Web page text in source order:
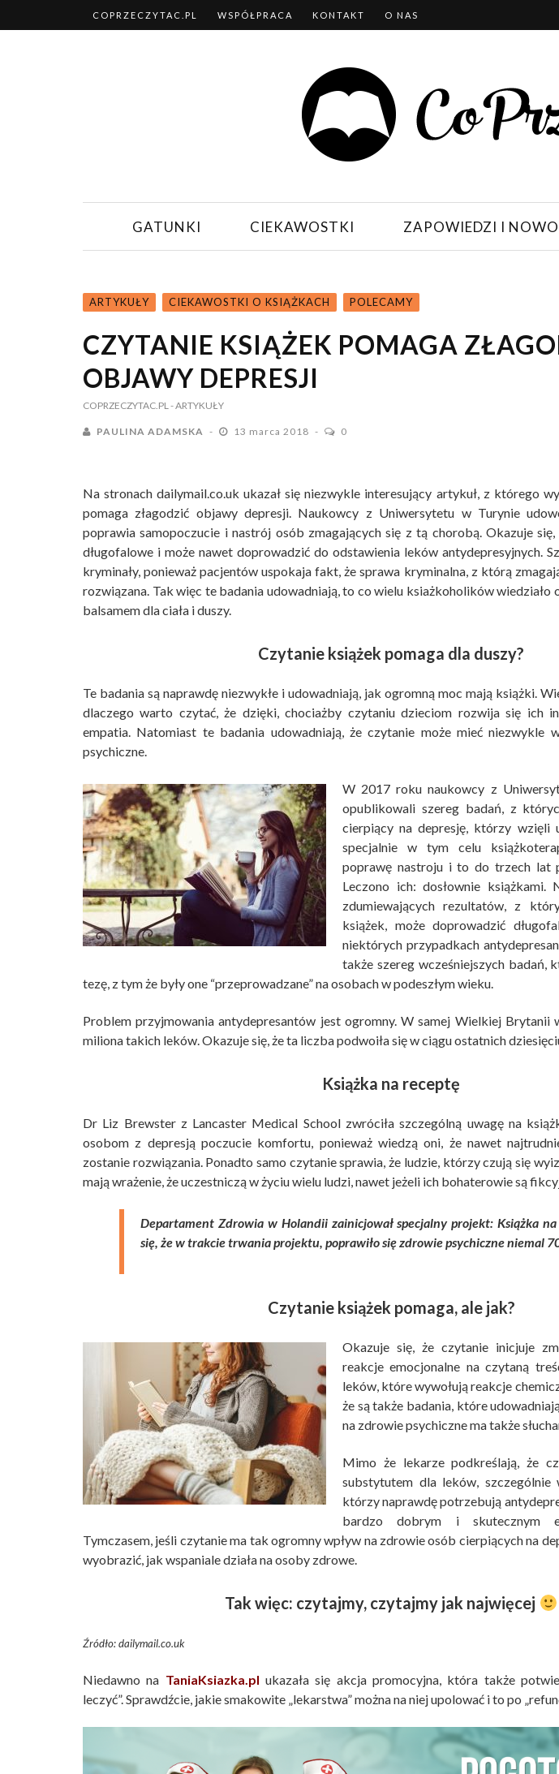
COPRZECZYTAC.PL WSPÓŁPRACA KONTAKT O NAS
GATUNKI CIEKAWOSTKI ZAPOWIEDZI I
ARTYKUŁY CIEKAWOSTKI O KSIĄŻKACH POLECAMY
CZYTANIE KSIĄŻEK POMAGA
OBJAWY DEPRESJI
COPRZECZYTAC.PL- ARTYKUŁY
PAULINA ADAMSKA 13 marca 2018 0
Na stronach dailymail.co.uk ukazał się niezwykle interesujący artykuł, z którego
pomaga złagodzić objawy depresji. Naukowcy z Uniwersytetu w Turynie
poprawia samopoczucie i nastrój osób zmagających się z tą chorobą. Okazuje się,
długofalowe i może nawet doprowadzić do odstawienia leków antydepresyjnych.
kryminały, ponieważ pacjentów uspokaja fakt, że sprawa kryminalna, z którą
rozwiązana. Tak więc te badania udowadniają, to co wielu ksiażkoholików wiedziało
balsamem dla ciała i duszy.
Czytanie książek pomaga dla duszy?
Te badania są naprawdę niezwykłe i udowadniają, jak ogromną moc mają książki.
dlaczego warto czytać, że dzięki, chociażby czytaniu dzieciom rozwija się ich
empatia. Natomiast te badania udowadniają, że czytanie może mieć niezwykle
psychiczne.
W 2017 roku naukowcy z
opublikowali szereg badań, z
cierpiący na depresję, którzy wzięli
specjalnie w tym celu
poprawę nastroju i to do trzech lat
Leczono ich: dosłownie
zdumiewających rezultatów, z
książek, może doprowadzić
niektórych przypadkach
także szereg wcześniejszych badań,
tezę, z tym że były one “przeprowadzane” na osobach w podeszłym wieku.
Problem przyjmowania antydepresantów jest ogromny. W samej Wielkiej Brytanii
miliona takich leków. Okazuje się, że ta liczba podwoiła się w ciągu ostatnich
Książka na receptę
Dr Liz Brewster z Lancaster Medical School zwróciła szczególną uwagę na
osobom z depresją poczucie komfortu, ponieważ wiedzą oni, że nawet
zostanie rozwiązania. Ponadto samo czytanie sprawia, że ludzie, którzy czują się
mają wrażenie, że uczestniczą w życiu wielu ludzi, nawet jeżeli ich bohaterowie są
Departament Zdrowia w Holandii zainicjował specjalny projekt: Książka na
się, że w trakcie trwania projektu, poprawiło się zdrowie psychiczne niemal
Czytanie książek pomaga, ale jak?
Okazuje się, że czytanie inicjuje
reakcje emocjonalne na czytaną
leków, które wywołują reakcje
że są także badania, które
na zdrowie psychiczne ma także
Mimo że lekarze podkreślają, że
substytutem dla leków, szczególnie
którzy naprawdę potrzebują
bardzo dobrym i skutecznym
Tymczasem, jeśli czytanie ma tak ogromny wpływ na zdrowie osób cierpiących na
wyobrazić, jak wspaniale działa na osoby zdrowe.
Tak więc: czytajmy, czytajmy jak najwięcej
Źródło: dailymail.co.uk
Niedawno na TaniaKsiazka.pl ukazała się akcja promocyjna, która także
leczyć”. Sprawdźcie, jakie smakowite „lekarstwa” można na niej upolować i to po